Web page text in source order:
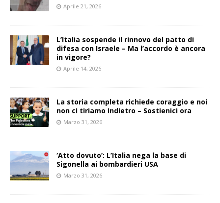
Aprile 21, 2026
L’Italia sospende il rinnovo del patto di
difesa con Israele – Ma l’accordo è ancora
in vigore?
Aprile 14, 2026
La storia completa richiede coraggio e noi
non ci tiriamo indietro – Sostienici ora
Marzo 31, 2026
‘Atto dovuto’: L’Italia nega la base di
Sigonella ai bombardieri USA
Marzo 31, 2026